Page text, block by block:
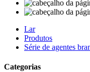
Lar
Produtos
Série de agentes
Categorias